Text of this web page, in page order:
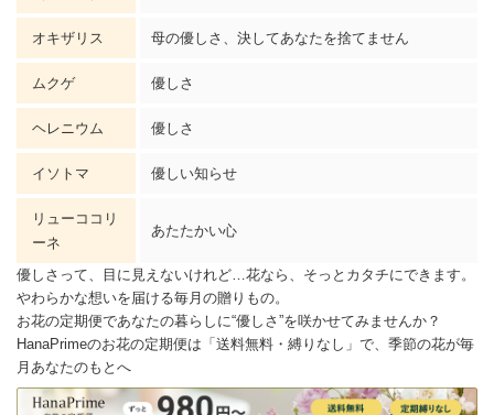
オキザリス 母の優しさ、決してあなたを捨てません
ムクゲ 優しさ
ヘレニウム 優しさ
イソトマ 優しい知らせ
リューココリ
ーネ
あたたかい心
優しさって、目に見えないけれど…花なら、そっとカタチにできます。
やわらかな想いを届ける毎月の贈りもの。
お花の定期便であなたの暮らしに“優しさ”を咲かせてみませんか？
HanaPrimeのお花の定期便は「送料無料・縛りなし」で、季節の花が毎
月あなたのもとへ